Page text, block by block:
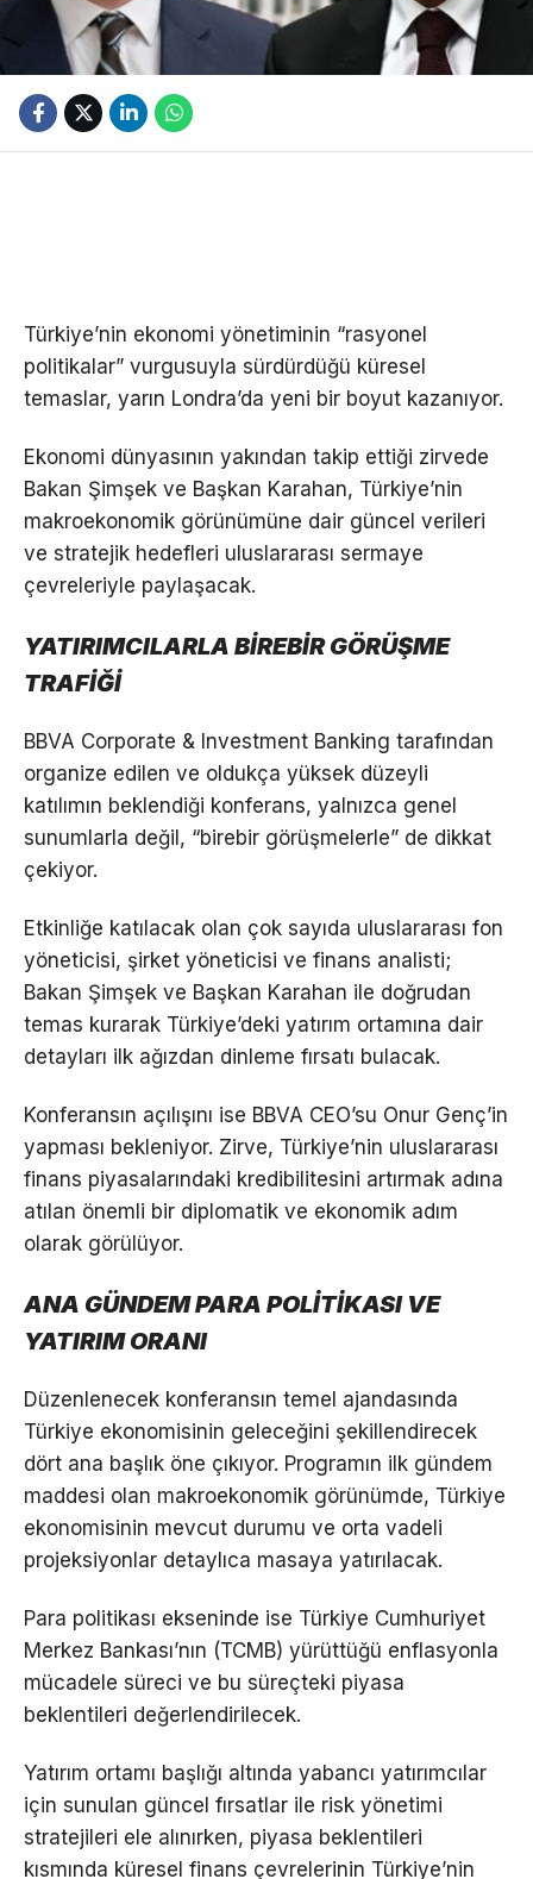
Türkiye’nin ekonomi yönetiminin “rasyonel
politikalar” vurgusuyla sürdürdüğü küresel
temaslar, yarın Londra’da yeni bir boyut kazanıyor.
Ekonomi dünyasının yakından takip ettiği zirvede
Bakan Şimşek ve Başkan Karahan, Türkiye’nin
makroekonomik görünümüne dair güncel verileri
ve stratejik hedefleri uluslararası sermaye
çevreleriyle paylaşacak.
YATIRIMCILARLA BİREBİR GÖRÜŞME
TRAFİĞİ
BBVA Corporate & Investment Banking tarafından
organize edilen ve oldukça yüksek düzeyli
katılımın beklendiği konferans, yalnızca genel
sunumlarla değil, “birebir görüşmelerle” de dikkat
çekiyor.
Etkinliğe katılacak olan çok sayıda uluslararası fon
yöneticisi, şirket yöneticisi ve finans analisti;
Bakan Şimşek ve Başkan Karahan ile doğrudan
temas kurarak Türkiye’deki yatırım ortamına dair
detayları ilk ağızdan dinleme fırsatı bulacak.
Konferansın açılışını ise BBVA CEO’su Onur Genç’in
yapması bekleniyor. Zirve, Türkiye’nin uluslararası
finans piyasalarındaki kredibilitesini artırmak adına
atılan önemli bir diplomatik ve ekonomik adım
olarak görülüyor.
ANA GÜNDEM PARA POLİTİKASI VE
YATIRIM ORANI
Düzenlenecek konferansın temel ajandasında
Türkiye ekonomisinin geleceğini şekillendirecek
dört ana başlık öne çıkıyor. Programın ilk gündem
maddesi olan makroekonomik görünümde, Türkiye
ekonomisinin mevcut durumu ve orta vadeli
projeksiyonlar detaylıca masaya yatırılacak.
Para politikası ekseninde ise Türkiye Cumhuriyet
Merkez Bankası’nın (TCMB) yürüttüğü enflasyonla
mücadele süreci ve bu süreçteki piyasa
beklentileri değerlendirilecek.
Yatırım ortamı başlığı altında yabancı yatırımcılar
için sunulan güncel fırsatlar ile risk yönetimi
stratejileri ele alınırken, piyasa beklentileri
kısmında küresel finans çevrelerinin Türkiye’nin